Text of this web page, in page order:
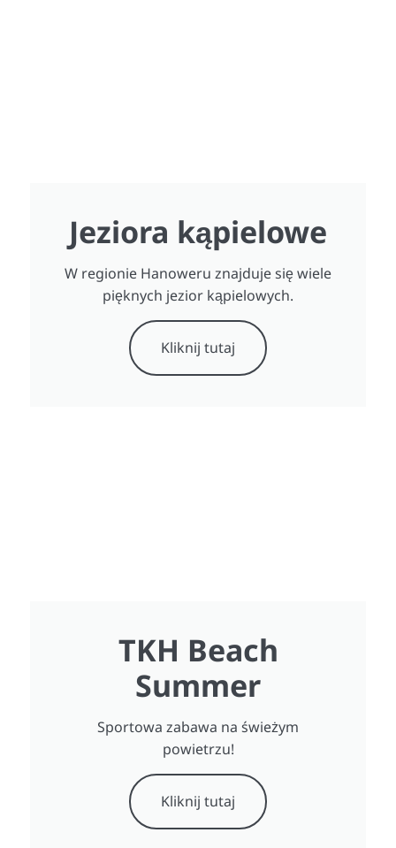
Jeziora kąpielowe
W regionie Hanoweru znajduje się wiele
pięknych jezior kąpielowych.
Kliknij tutaj
TKH Beach
Summer
Sportowa zabawa na świeżym
powietrzu!
Kliknij tutaj